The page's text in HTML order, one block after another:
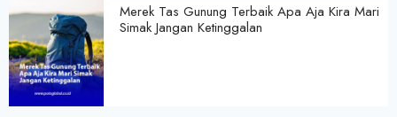
Merek Tas Gunung Terbaik Apa Aja Kira Mari
Simak Jangan Ketinggalan